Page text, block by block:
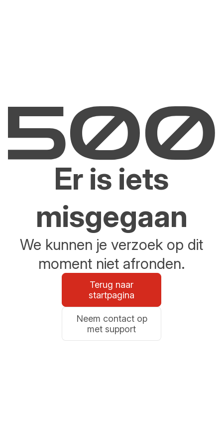
Er is iets
misgegaan
We kunnen je verzoek op dit
moment niet afronden.
Terug naar
startpagina
Neem contact op
met support